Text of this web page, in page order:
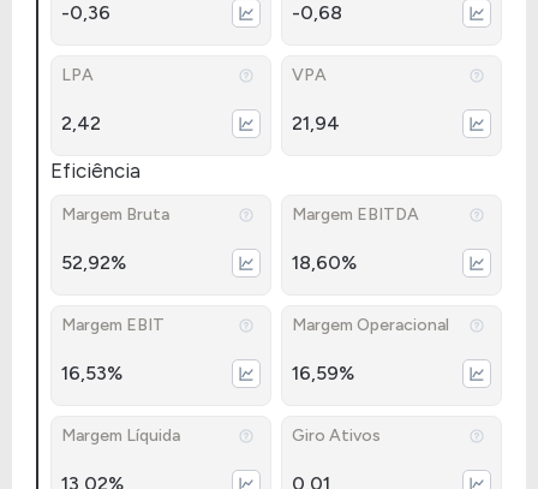
-0,36 -0,68
LPA
2,42
VPA
21,94
Eficiência
Margem Bruta
52,92%
Margem EBITDA
18,60%
Margem EBIT
16,53%
Margem Operacional
16,59%
Margem Líquida
13,02%
Giro Ativos
0,01